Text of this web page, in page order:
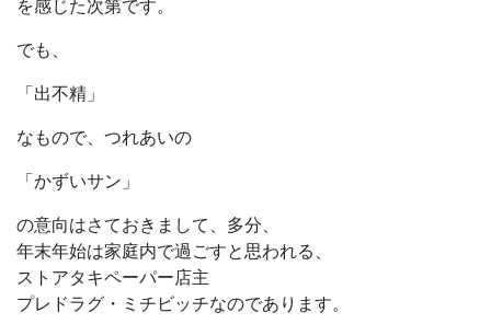
を感じた次第です。
でも、
「出不精」
なもので、つれあいの
「かずいサン」
の意向はさておきまして、多分、
年末年始は家庭内で過ごすと思われる、
ストアタキペーパー店主
プレドラグ・ミチビッチなのであります。